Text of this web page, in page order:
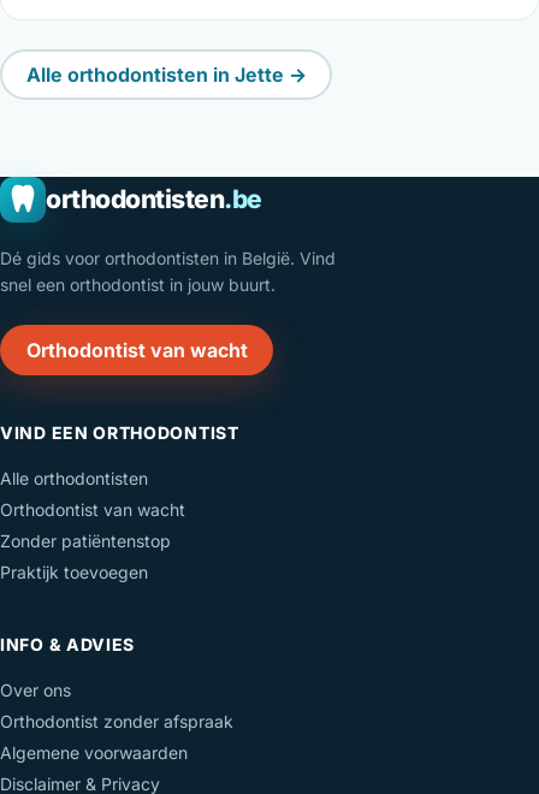
Alle orthodontisten in Jette →
orthodontisten.be
Dé gids voor orthodontisten in België. Vind
snel een orthodontist in jouw buurt.
Orthodontist van wacht
VIND EEN ORTHODONTIST
Alle orthodontisten
Orthodontist van wacht
Zonder patiëntenstop
Praktijk toevoegen
INFO & ADVIES
Over ons
Orthodontist zonder afspraak
Algemene voorwaarden
Disclaimer & Privacy